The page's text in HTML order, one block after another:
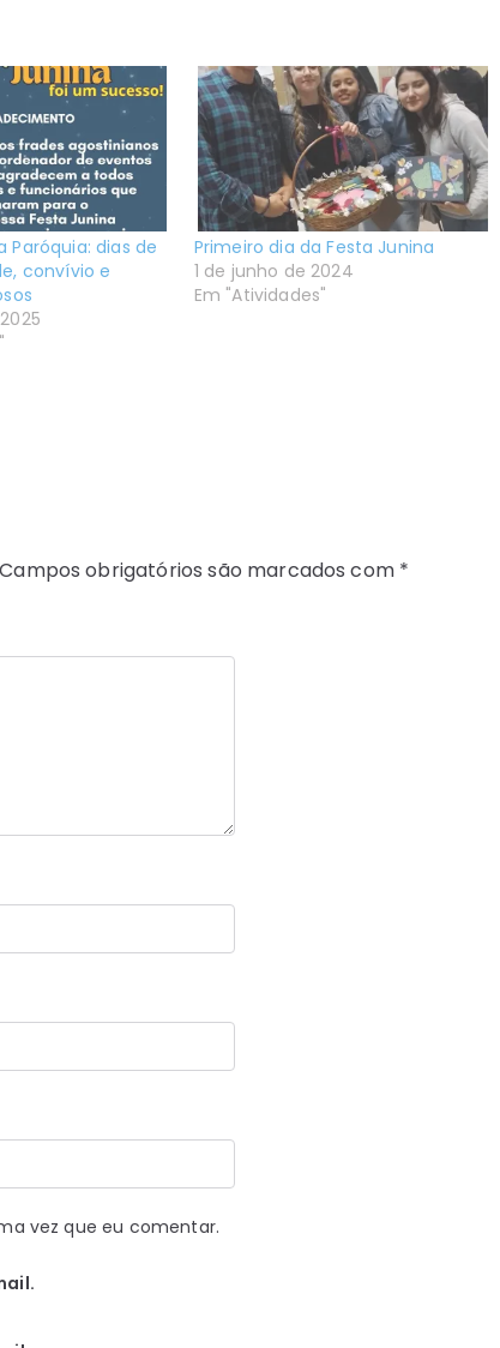
Paróquia: dias de
convívio e
Primeiro dia da Festa Junina
1 de junho de 2024
Em "Atividades"
Campos obrigatórios são marcados com *
vez que eu comentar.